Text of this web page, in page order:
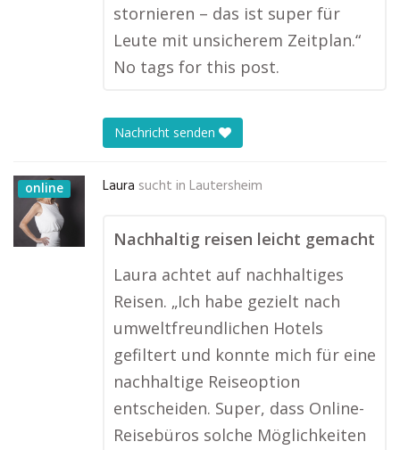
stornieren – das ist super für
Leute mit unsicherem Zeitplan.“
No tags for this post.
Nachricht senden
online Laura sucht in Lautersheim
Nachhaltig reisen leicht gemacht
Laura achtet auf nachhaltiges
Reisen. „Ich habe gezielt nach
umweltfreundlichen Hotels
gefiltert und konnte mich für eine
nachhaltige Reiseoption
entscheiden. Super, dass Online-
Reisebüros solche Möglichkeiten